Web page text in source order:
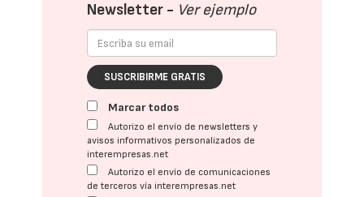
Newsletter - Ver ejemplo
SUSCRIBIRME GRATIS
Marcar todos
Autorizo el envío de newsletters y
avisos informativos personalizados de
interempresas.net
Autorizo el envío de comunicaciones
de terceros vía interempresas.net